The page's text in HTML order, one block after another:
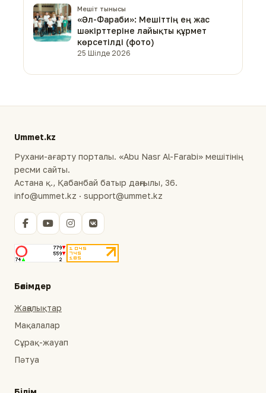
Мешіт тынысы
«Әл-Фараби»: Мешіттің ең жас
шәкірттеріне лайықты құрмет
көрсетілді (фото)
25 Шілде 2026
Ummet.kz
Рухани-ағарту порталы. «Abu Nasr Al-Farabi» мешітінің
ресми сайты.
Астана қ., Қабанбай батыр даңғылы, 36.
info@ummet.kz · support@ummet.kz
Бөлімдер
Жаңалықтар
Мақалалар
Сұрақ-жауап
Пәтуа